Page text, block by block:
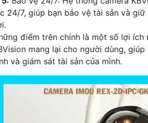
24/7, giúp bạn bảo vệ tài sản và giữ
điểm trên chính là một số lợi ích
mang lại cho người dùng,
và giám sát tài sản của mình.